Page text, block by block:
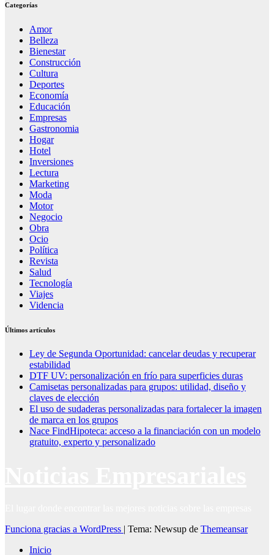
Categorías
Amor
Belleza
Bienestar
Construcción
Cultura
Deportes
Economía
Educación
Empresas
Gastronomia
Hogar
Hotel
Inversiones
Lectura
Marketing
Moda
Motor
Negocio
Obra
Ocio
Política
Revista
Salud
Tecnología
Viajes
Videncia
Últimos artículos
Ley de Segunda Oportunidad: cancelar deudas y recuperar
estabilidad
DTF UV: personalización en frío para superficies duras
Camisetas personalizadas para grupos: utilidad, diseño y
claves de elección
El uso de sudaderas personalizadas para fortalecer la imagen
de marca en los grupos
Nace FindHipoteca: acceso a la financiación con un modelo
gratuito, experto y personalizado
Funciona gracias a WordPress | Tema: Newsup de Themeansar
Inicio